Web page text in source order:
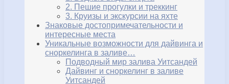
2. Пешие прогулки и треккинг
3. Круизы и экскурсии на яхте
Знаковые достопримечательности и
интересные места
Уникальные возможности для дайвинга и
сноркелинга в заливе…
Подводный мир залива Уитсандей
Дайвинг и сноркелинг в заливе
Уитсандей